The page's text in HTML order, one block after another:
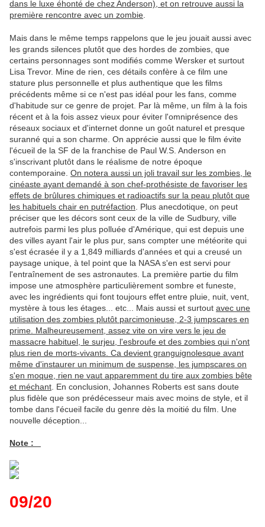
dans le luxe éhonté de chez Anderson), et on retrouve aussi la
première rencontre avec un zombie
Mais dans le même temps rappelons que le jeu jouait aussi avec
les grands silences plutôt que des hordes de zombies, que
certains personnages sont modifiés comme Wersker et surtout
Lisa Trevor. Mine de rien, ces détails confère à ce film une
stature plus personnelle et plus authentique que les films
précédents même si ce n'est pas idéal pour les fans, comme
d'habitude sur ce genre de projet. Par là même, un film à la fois
récent et à la fois assez vieux pour éviter l'omniprésence des
réseaux sociaux et d'internet donne un goût naturel et presque
suranné qui a son charme. On apprécie aussi que le film évite
l'écueil de la SF de la franchise de Paul W.S. Anderson en
s'inscrivant plutôt dans le réalisme de notre époque
contemporaine. On notera aussi un joli travail sur les zombies, le
cinéaste ayant demandé à son chef-prothésiste de favoriser les
effets de brûlures chimiques et radioactifs sur la peau plutôt que
les habituels chair en putréfaction . Plus anecdotique, on peut
préciser que les décors sont ceux de la ville de Sudbury, ville
autrefois parmi les plus polluée d'Amérique, qui est depuis une
des villes ayant l'air le plus pur, sans compter une météorite qui
s'est écrasée il y a 1,849 milliards d'années et qui a creusé un
paysage unique, à tel point que la NASA s'en est servi pour
l'entraînement de ses astronautes. La première partie du film
impose une atmosphère particulièrement sombre et funeste,
avec les ingrédients qui font toujours effet entre pluie, nuit, vent,
mystère à tous les étages... etc... Mais aussi et surtout avec une
utilisation des zombies plutôt parcimonieuse, 2-3 jumpscares en
prime. Malheureusement, assez vite on vire vers le jeu de
massacre habituel, le surjeu, l'esbroufe et des zombies qui n'ont
plus rien de morts-vivants. Ca devient granguignolesque avant
même d'instaurer un minimum de suspense, les jumpscares on
s'en moque, rien ne vaut apparemment du tire aux zombies bête
et méchant . En conclusion, Johannes Roberts est sans doute
plus fidèle que son prédécesseur mais avec moins de style, et il
tombe dans l'écueil facile du genre dès la moitié du film. Une
nouvelle déception...
Note :
09/20